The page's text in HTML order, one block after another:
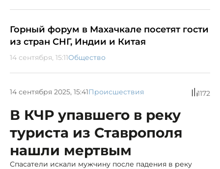
Горный форум в Махачкале посетят гости
из стран СНГ, Индии и Китая
14 сентября, 15:11Общество
14 сентября 2025, 15:41Происшествия 1172
В КЧР упавшего в реку
туриста из Ставрополя
нашли мертвым
Спасатели искали мужчину после падения в реку